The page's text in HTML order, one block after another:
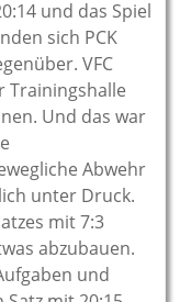
und das Spiel
sich PCK
VFC
Trainingshalle
Und das war
Abwehr
unter Druck.
mit 7:3
abzubauen.
und